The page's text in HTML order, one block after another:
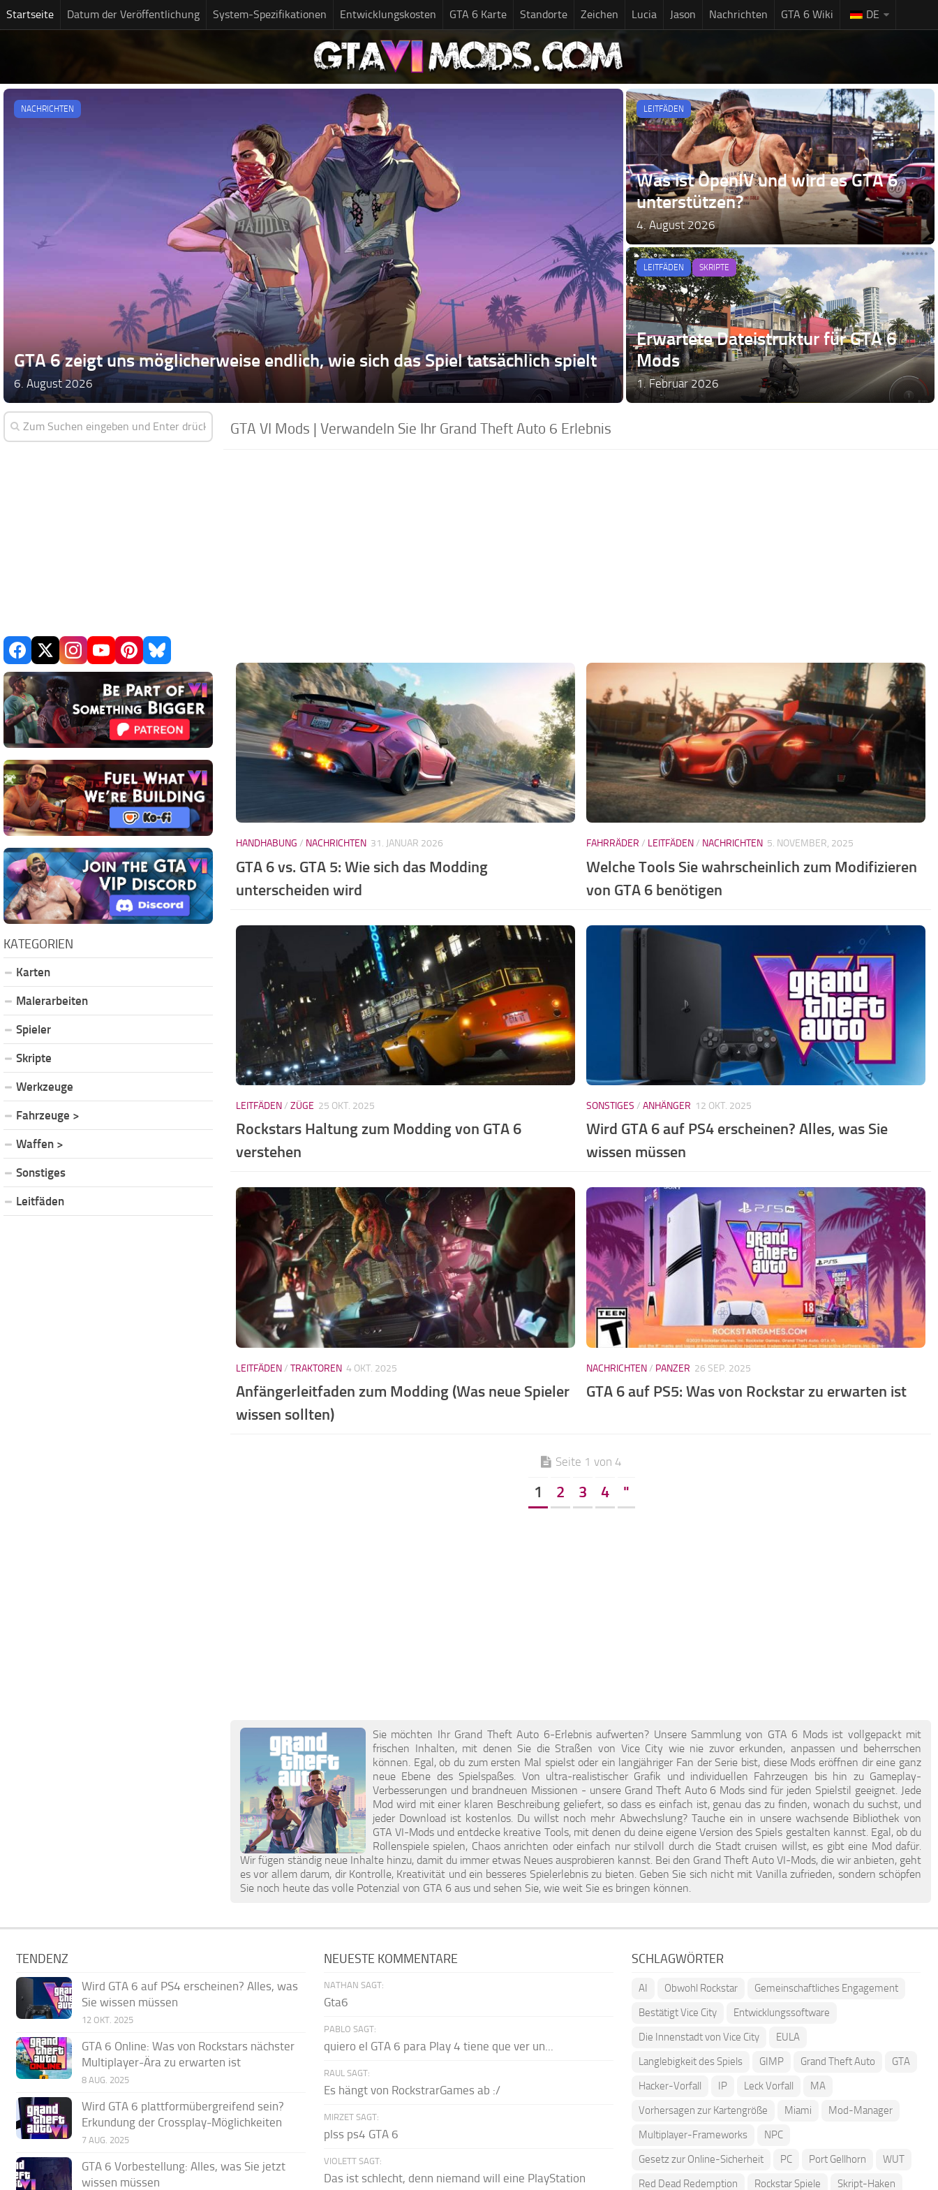
Startseite Datum der Veröffentlichung System-Spezifikationen Entwicklungskosten GTA 6 Karte Standorte Zeichen Lucia Jason Nachrichten GTA 6 Wiki DE
NACHRICHTEN
GTA 6 zeigt uns möglicherweise endlich, wie sich das Spiel tatsächlich spielt
6. August 2026
LEITFÄDEN
Was ist OpenIV und wird es GTA 6
unterstützen?
4. August 2026
LEITFÄDEN SKRIPTE
Erwartete Dateistruktur für GTA 6
Mods
1. Februar 2026
GTA VI Mods | Verwandeln Sie Ihr Grand Theft Auto 6 Erlebnis
HANDHABUNG / NACHRICHTEN 31. JANUAR 2026
GTA 6 vs. GTA 5: Wie sich das Modding
unterscheiden wird
FAHRRÄDER / LEITFÄDEN/ NACHRICHTEN 5. NOVEMBER, 2025
Welche Tools Sie wahrscheinlich zum Modifizieren
von GTA 6 benötigen
LEITFÄDEN/ ZÜGE 25 OKT. 2025
Rockstars Haltung zum Modding von GTA 6
verstehen
SONSTIGES / ANHÄNGER 12 OKT. 2025
Wird GTA 6 auf PS4 erscheinen? Alles, was Sie
wissen müssen
LEITFÄDEN/ TRAKTOREN 4 OKT. 2025
Anfängerleitfaden zum Modding (Was neue Spieler
wissen sollten)
NACHRICHTEN/ PANZER 26 SEP. 2025
GTA 6 auf PS5: Was von Rockstar zu erwarten ist
Seite 1 von 4
1 2 3 4 "
Sie möchten Ihr Grand Theft Auto 6-Erlebnis aufwerten? Unsere Sammlung von GTA 6 Mods ist vollgepackt mit
frischen Inhalten, mit denen Sie die Straßen von Vice City wie nie zuvor erkunden, anpassen und beherrschen
können. Egal, ob du zum ersten Mal spielst oder ein langjähriger Fan der Serie bist, diese Mods eröffnen dir eine ganz
neue Ebene des Spielspaßes. Von ultra-realistischer Grafik und individuellen Fahrzeugen bis hin zu Gameplay-
Verbesserungen und brandneuen Missionen - unsere Grand Theft Auto 6 Mods sind für jeden Spielstil geeignet. Jede
Mod wird mit einer klaren Beschreibung geliefert, so dass es einfach ist, genau das zu finden, wonach du suchst, und
jeder Download ist kostenlos. Du willst noch mehr Abwechslung? Tauche ein in unsere wachsende Bibliothek von
GTA VI-Mods und entdecke kreative Tools, mit denen du deine eigene Version des Spiels gestalten kannst. Egal, ob du
Rollenspiele spielen, Chaos anrichten oder einfach nur stilvoll durch die Stadt cruisen willst, es gibt eine Mod dafür.
Wir fügen ständig neue Inhalte hinzu, damit du immer etwas Neues ausprobieren kannst. Bei den Grand Theft Auto VI-Mods, die wir anbieten, geht
es vor allem darum, dir Kontrolle, Kreativität und ein besseres Spielerlebnis zu bieten. Geben Sie sich nicht mit Vanilla zufrieden, sondern schöpfen
Sie noch heute das volle Potenzial von GTA 6 aus und sehen Sie, wie weit Sie es bringen können.
KATEGORIEN
Karten
Malerarbeiten
Spieler
Skripte
Werkzeuge
Fahrzeuge >
Waffen >
Sonstiges
Leitfäden
TENDENZ
Wird GTA 6 auf PS4 erscheinen? Alles, was
Sie wissen müssen
12 OKT. 2025
GTA 6 Online: Was von Rockstars nächster
Multiplayer-Ära zu erwarten ist
8 AUG. 2025
Wird GTA 6 plattformübergreifend sein?
Erkundung der Crossplay-Möglichkeiten
7 AUG. 2025
GTA 6 Vorbestellung: Alles, was Sie jetzt
wissen müssen
NEUESTE KOMMENTARE
NATHAN SAGT:
Gta6
PABLO SAGT:
quiero el GTA 6 para Play 4 tiene que ver un...
RAUL SAGT:
Es hängt von RockstrarGames ab :/
MIRZET SAGT:
plss ps4 GTA 6
VIOLETT SAGT:
Das ist schlecht, denn niemand will eine PlayStation
SCHLAGWÖRTER
AI Obwohl Rockstar
Gemeinschaftliches Engagement
Bestätigt Vice City
Entwicklungssoftware
Die Innenstadt von Vice City
EULA
Langlebigkeit des Spiels
GIMP Grand Theft Auto
GTA
Hacker-Vorfall
IP Leck Vorfall
MA
Vorhersagen zur Kartengröße
Miami
Mod-Manager
Multiplayer-Frameworks
NPC
Gesetz zur Online-Sicherheit
PC Port Gellhorn
WUT
Red Dead Redemption
Rockstar Spiele Skript-Haken